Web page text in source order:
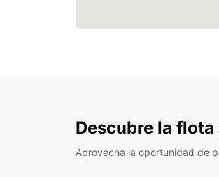
Descubre la
Aprovecha la oportunidad de